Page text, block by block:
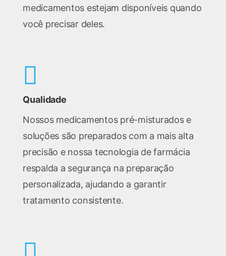
medicamentos estejam disponíveis quando
você precisar deles.
Qualidade
Nossos medicamentos pré-misturados e
soluções são preparados com a mais alta
precisão e nossa tecnologia de farmácia
respalda a segurança na preparação
personalizada, ajudando a garantir
tratamento consistente.